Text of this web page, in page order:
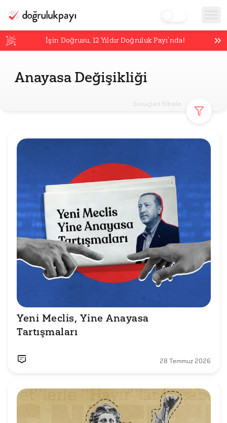
İşin Doğrusu,12 Yıldır Doğruluk Payı’nda!
Anayasa Değişikliği
Sonuçları filtrele
Yeni Meclis, Yine Anayasa
Tartışmaları
28 Temmuz 2026